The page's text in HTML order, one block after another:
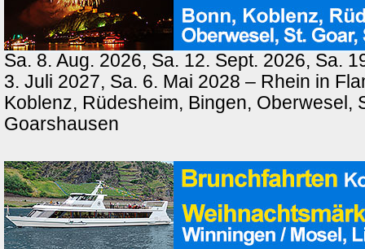
Sa. 8. Aug. 2026, Sa. 12. Sept. 2026, Sa.
3. Juli 2027, Sa. 6. Mai 2028 – Rhein in
Koblenz, Rüdesheim, Bingen, Oberwesel,
Goarshausen